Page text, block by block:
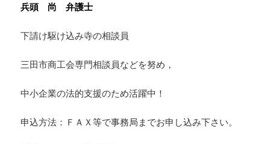
兵頭 尚 弁護士
下請け駆け込み寺の相談員
三田市商工会専門相談員などを努め，
中小企業の法的支援のため活躍中！
申込方法：ＦＡＸ等で事務局までお申し込み下さい。